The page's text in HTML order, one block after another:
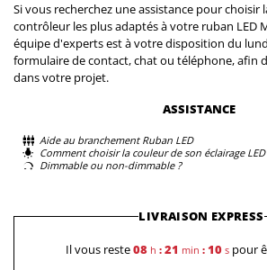
Si vous recherchez une assistance pour choisir
contrôleur les plus adaptés à votre ruban LED
équipe d'experts est à votre disposition du
formulaire de contact, chat ou téléphone, afin
dans votre projet.
ASSISTANCE
Aide au branchement Ruban LED
Comment choisir la couleur de son éclairage LED
Dimmable ou non-dimmable ?
LIVRAISON EXPRESS
Il vous reste08h : 21 min : 09s pour